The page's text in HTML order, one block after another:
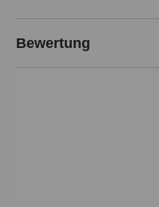
Bewertung